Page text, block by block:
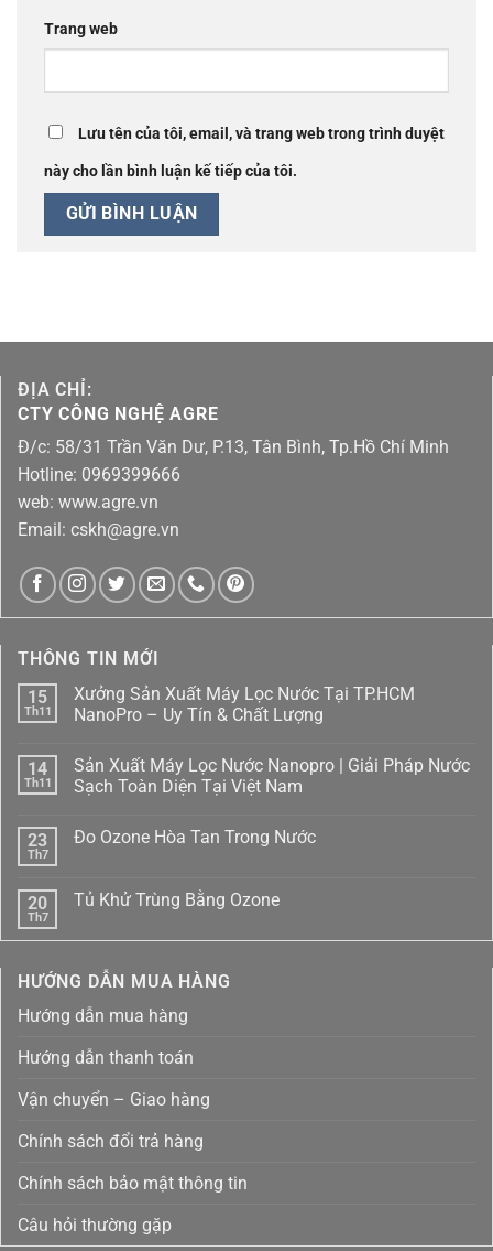
Trang web
Lưu tên của tôi, email, và trang web trong trình duyệt
này cho lần bình luận kế tiếp của tôi.
ĐỊA CHỈ:
CTY CÔNG NGHỆ AGRE
Đ/c: 58/31 Trần Văn Dư, P.13, Tân Bình, Tp.Hồ Chí Minh
Hotline: 0969399666
web: www.agre.vn
Email: cskh@agre.vn
THÔNG TIN MỚI
15
Th11
Xưởng Sản Xuất Máy Lọc Nước Tại TP.HCM
NanoPro – Uy Tín & Chất Lượng
bình
luận
ở
Xuất
Tại
TP.HCM
–
&
Lượng
14
Th11
Sản Xuất Máy Lọc Nước Nanopro | Giải Pháp Nước
Sạch Toàn Diện Tại Việt Nam
bình
Xuất
Máy
Nước
Giải
Nước
Sạch
Diện
Tại
Nam
23
Th7
Đo Ozone Hòa Tan Trong Nước
bình
luận
Ozone
Tan
Trong
20
Th7
Tủ Khử Trùng Bằng Ozone
có
ở
Khử
Trùng
Ozone
HƯỚNG DẪN MUA HÀNG
Hướng dẫn mua hàng
Hướng dẫn thanh toán
Vận chuyển – Giao hàng
Chính sách đổi trả hàng
Chính sách bảo mật thông tin
Câu hỏi thường gặp